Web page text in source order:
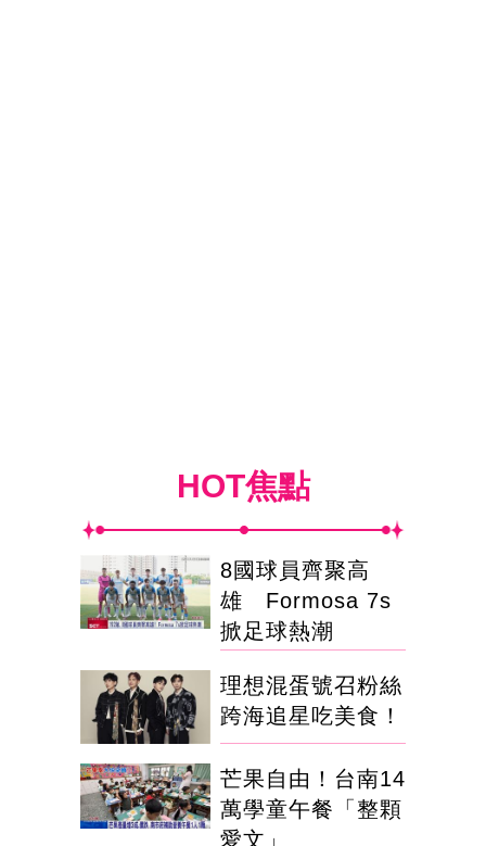
HOT焦點
8國球員齊聚高
雄 Formosa 7s
掀足球熱潮
理想混蛋號召粉絲
跨海追星吃美食！
芒果自由！台南14
萬學童午餐「整顆
愛文」